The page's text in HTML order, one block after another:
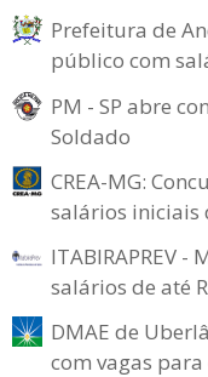
Prefeitura de
público com
PM - SP abre
Soldado
CREA-MG:
salários iniciais
ITABIRAPREV
salários de até
DMAE de
com vagas